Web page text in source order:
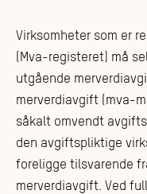
Virksomheter som er
(Mva-registeret) må
utgående
merverdiavgift (mva-
såkalt omvendt
den avgiftspliktige
foreligge tilsvarende
merverdiavgift. Ved